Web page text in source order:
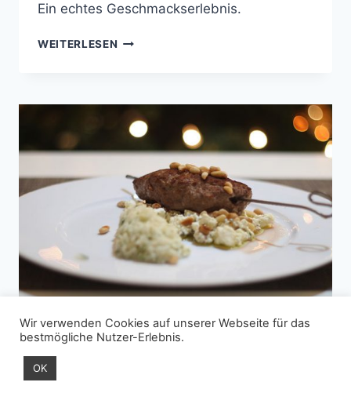
Ein echtes Geschmackserlebnis.
WEITERLESEN VANILLE-
UND
KARAMELLISIERTEN
MACADAMIA-
NÜSSEN
HAUPTGANG|RIND
Orientalische Spieße auf
Wir verwenden Cookies auf unserer Webseite für das
bestmögliche Nutzer-Erlebnis.
OK